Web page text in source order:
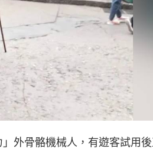
外骨骼機械人，有遊客試用